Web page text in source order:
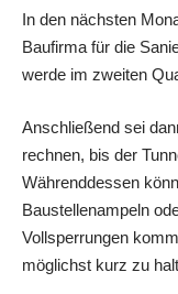
In den nächsten
Baufirma für die
werde im zweiten
Anschließend sei
rechnen, bis der
Währenddessen
Baustellenampeln
Vollsperrungen
möglichst kurz zu